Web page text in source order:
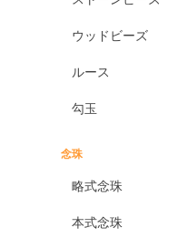
ウッドビーズ
ルース
勾玉
念珠
略式念珠
本式念珠